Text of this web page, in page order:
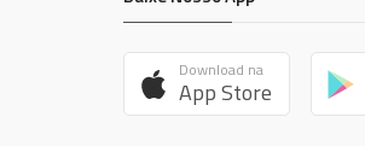
Download na
App Store